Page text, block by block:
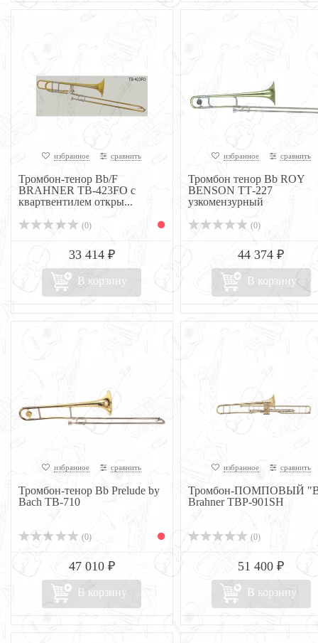
избранное сравнить
Тромбон-тенор Bb/F
BRAHNER TB-423FO c
квартвентилем откры...
(0)
33 414 ₽
В корзину
избранное сравнить
Тромбон тенор Bb ROY
BENSON ТТ-227
узкомензурный
(0)
44 374 ₽
В корзину
избранное сравнить
Тромбон-тенор Bb Prelude by
Bach TB-710
(0)
47 010 ₽
В корзину
избранное сравнить
Тромбон-ПОМПОВЫЙ
Brahner TBP-901SH
(0)
51 400 ₽
В корзину